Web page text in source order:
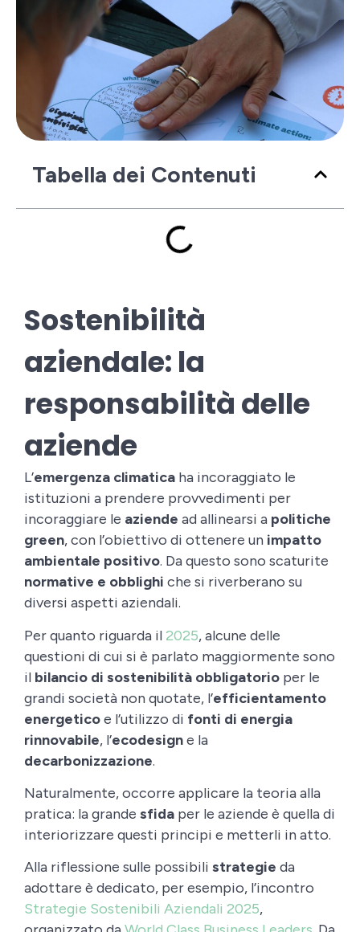
Tabella dei Contenuti
Sostenibilità
aziendale: la
responsabilità delle
aziende
L’emergenza climatica ha incoraggiato le
istituzioni a prendere provvedimenti per
incoraggiare le aziende ad allinearsi a politiche
green, con l’obiettivo di ottenere un impatto
ambientale positivo. Da questo sono scaturite
normative e obblighi che si riverberano su
diversi aspetti aziendali.
Per quanto riguarda il2025, alcune delle
questioni di cui si è parlato maggiormente sono
il bilancio di sostenibilità obbligatorio per le
grandi società non quotate, l’efficientamento
energeticoe l’utilizzo di fonti di energia
rinnovabile, l’ecodesigne la
decarbonizzazione.
Naturalmente, occorre applicare la teoria alla
pratica: la grande sfida per le aziende è quella di
interiorizzare questi principi e metterli in atto.
Alla riflessione sulle possibili strategie da
adottare è dedicato, per esempio, l’incontro
Strategie Sostenibili Aziendali 2025,